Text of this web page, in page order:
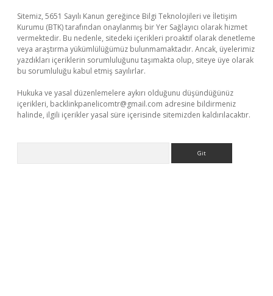
Sitemiz, 5651 Sayılı Kanun gereğince Bilgi Teknolojileri ve İletişim
Kurumu (BTK) tarafından onaylanmış bir Yer Sağlayıcı olarak hizmet
vermektedir. Bu nedenle, sitedeki içerikleri proaktif olarak denetleme
veya araştırma yükümlülüğümüz bulunmamaktadır. Ancak, üyelerimiz
yazdıkları içeriklerin sorumluluğunu taşımakta olup, siteye üye olarak
bu sorumluluğu kabul etmiş sayılırlar.
Hukuka ve yasal düzenlemelere aykırı olduğunu düşündüğünüz
içerikleri, backlinkpanelicomtr@gmail.com adresine bildirmeniz
halinde, ilgili içerikler yasal süre içerisinde sitemizden kaldırılacaktır.